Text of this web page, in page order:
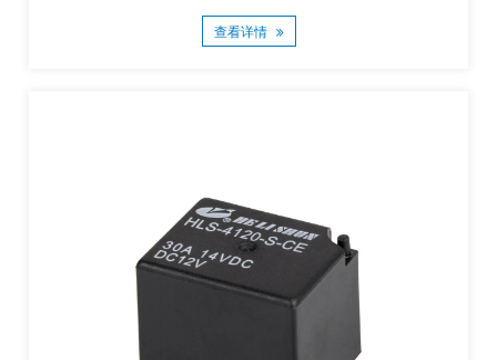
查看详情